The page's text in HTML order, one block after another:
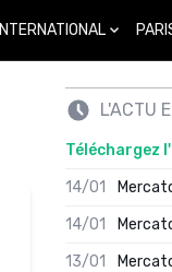
INTERNATIONAL
L'ACTU
Téléchargez
14/01
14/01
13/01